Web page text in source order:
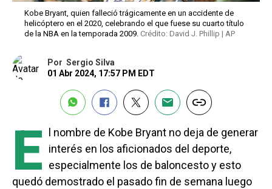
Kobe Bryant, quien falleció trágicamente en un accidente de
helicóptero en el 2020, celebrando el que fuese su cuarto título
de la NBA en la temporada 2009. Crédito: David J. Phillip | AP
Por Sergio Silva
01 Abr 2024, 17:57 PM EDT
E
l nombre de Kobe Bryant no deja de generar
interés en los aficionados del deporte,
especialmente los de baloncesto y esto
quedó demostrado el pasado fin de semana luego